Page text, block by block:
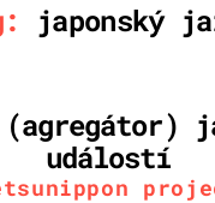
japonský
událostí